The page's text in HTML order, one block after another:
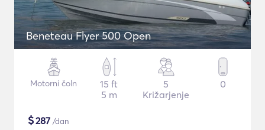
Beneteau Flyer 500 Open
Motorni čoln
15 ft
5 m
5
Križarjenje
0
$287 /dan